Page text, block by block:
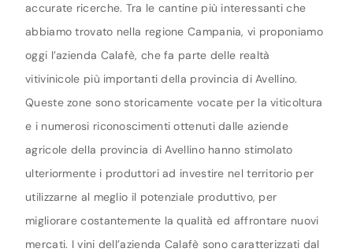
accurate ricerche. Tra le cantine più interessanti che
abbiamo trovato nella regione Campania, vi proponiamo
oggi l’azienda Calafè, che fa parte delle realtà
vitivinicole più importanti della provincia di Avellino.
Queste zone sono storicamente vocate per la viticoltura
e i numerosi riconoscimenti ottenuti dalle aziende
agricole della provincia di Avellino hanno stimolato
ulteriormente i produttori ad investire nel territorio per
utilizzarne al meglio il potenziale produttivo, per
migliorare costantemente la qualità ed affrontare nuovi
mercati. I vini dell’azienda Calafè sono caratterizzati dal